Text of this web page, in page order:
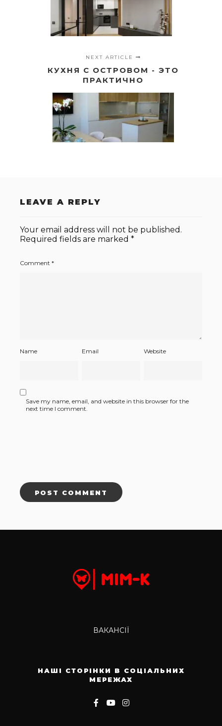
NEXT ARTICLE
КУХНЯ С ОСТРОВОМ - ЭТО
ПРАКТИЧНО
LEAVE A REPLY
Your email address will not be published.
Required fields are marked *
Comment *
Name Email Website
Save my name, email, and website in this browser for the
next time I comment.
ВАКАНСІЇ
НАШІ СТОРІНКИ В СОЦІАЛЬНИХ
МЕРЕЖАХ